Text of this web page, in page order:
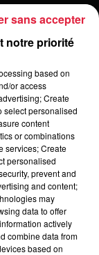
sur
notre priorité
based on
or access
Create
select personalised
content
or combinations
services; Create
personalised
prevent and
and content;
may
data to offer
actively
combine data from
based on
sans accepter